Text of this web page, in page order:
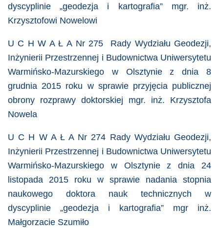
dyscyplinie „geodezja i kartografia” mgr. inż.
Krzysztofowi Nowelowi
U C H W A Ł A Nr 275 Rady Wydziału Geodezji,
Inżynierii Przestrzennej i Budownictwa Uniwersytetu
Warmińsko-Mazurskiego w Olsztynie z dnia 8
grudnia 2015 roku w sprawie przyjęcia publicznej
obrony rozprawy doktorskiej mgr. inż. Krzysztofa
Nowela
U C H W A Ł A Nr 274 Rady Wydziału Geodezji,
Inżynierii Przestrzennej i Budownictwa Uniwersytetu
Warmińsko-Mazurskiego w Olsztynie z dnia 24
listopada 2015 roku w sprawie nadania stopnia
naukowego doktora nauk technicznych w
dyscyplinie „geodezja i kartografia” mgr inż.
Małgorzacie Szumiło